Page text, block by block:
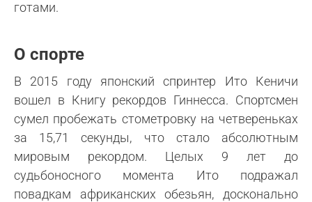
готами.
О спорте
В 2015 году японский спринтер Ито Кеничи
вошел в Книгу рекордов Гиннесса. Спортсмен
сумел пробежать стометровку на четвереньках
за 15,71 секунды, что стало абсолютным
мировым рекордом. Целых 9 лет до
судьбоносного момента Ито подражал
повадкам африканских обезьян, досконально